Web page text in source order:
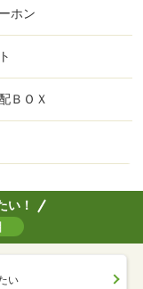
ホン
ＢＯＸ
い！
い